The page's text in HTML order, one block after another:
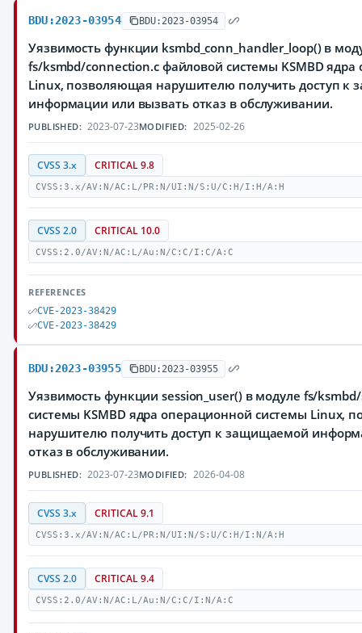
BDU:2023-03954 BDU:2023-03954
Уязвимость функции ksmbd_conn_handler_loop() в
fs/ksmbd/connection.c файловой системы KSMBD
Linux, позволяющая нарушителю получить доступ к
информации или вызвать отказ в обслуживании.
PUBLISHED: 2023-07-23MODIFIED: 2025-02-26
CVSS 3.x CRITICAL 9.8
CVSS:3.x/AV:N/AC:L/PR:N/UI:N/S:U/C:H/I:H/A:H
CVSS 2.0 CRITICAL 10.0
CVSS:2.0/AV:N/AC:L/Au:N/C:C/I:C/A:C
REFERENCES
CVE-2023-38429
CVE-2023-38429
BDU:2023-03955 BDU:2023-03955
Уязвимость функции session_user() в модуле fs/
системы KSMBD ядра операционной системы Linux,
нарушителю получить доступ к защищаемой
отказ в обслуживании.
PUBLISHED: 2023-07-23MODIFIED: 2026-04-08
CVSS 3.x CRITICAL 9.1
CVSS:3.x/AV:N/AC:L/PR:N/UI:N/S:U/C:H/I:N/A:H
CVSS 2.0 CRITICAL 9.4
CVSS:2.0/AV:N/AC:L/Au:N/C:C/I:N/A:C